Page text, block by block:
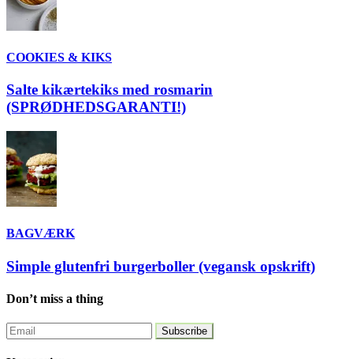
COOKIES & KIKS
Salte kikærtekiks med rosmarin
(SPRØDHEDSGARANTI!)
BAGVÆRK
Simple glutenfri burgerboller (vegansk opskrift)
Don’t miss a thing